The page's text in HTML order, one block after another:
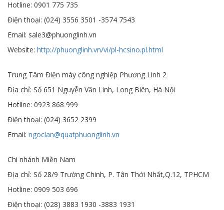
Hotline: 0901 775 735
Điện thoại: (024) 3556 3501 -3574 7543
Email: sale3@phuonglinh.vn
Website: http://phuonglinh.vn/vi/pl-hcsino.pl.html
Trung Tâm Điện máy công nghiệp Phương Linh 2
Địa chỉ: Số 651 Nguyễn Văn Linh, Long Biên, Hà Nội
Hotline: 0923 868 999
Điện thoại: (024) 3652 2399
Email: ngoclan@quatphuonglinh.vn
Chi nhánh Miền Nam
Địa chỉ: Số 28/9 Trường Chinh, P. Tân Thới Nhất,Q.12, TPHCM
Hotline: 0909 503 696
Điện thoại: (028) 3883 1930 -3883 1931